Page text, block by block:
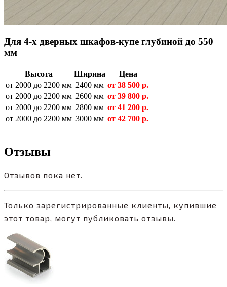
Для 4-х дверных шкафов-купе глубиной до 550
мм
Высота Ширина
Цена
от 2000 до 2200 мм 2400 мм от 38 500 р.
от 2000 до 2200 мм 2600 мм от 39 800 р.
от 2000 до 2200 мм 2800 мм от 41 200 р.
от 2000 до 2200 мм 3000 мм от 42 700 р.
Отзывы
Отзывов пока нет.
Только зарегистрированные клиенты, купившие
этот товар, могут публиковать отзывы.